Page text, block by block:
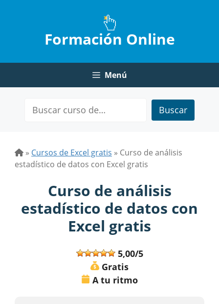
Formación Online
Menú
Buscar
» Cursos de Excel gratis » Curso de análisis
estadístico de datos con Excel gratis
Curso de análisis
estadístico de datos con
Excel gratis
5,00/5
Gratis
A tu ritmo